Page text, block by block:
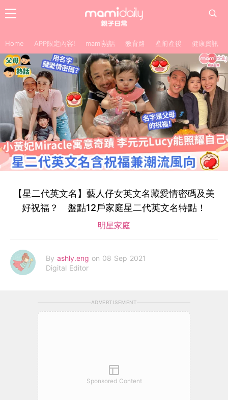
Home APP限定內容! mami熱話 教育路 產前產後 健康資訊
【星二代英文名】藝人仔女英文名藏愛情密碼及美
好祝福？ 盤點12戶家庭星二代英文名特點！
明星家庭
By ashly.eng on 08 Sep 2021
Digital Editor
ADVERTISEMENT
Sponsored Content